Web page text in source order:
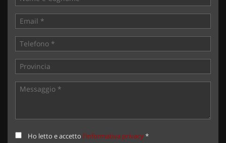
Ho letto e accetto l'informativa privacy*